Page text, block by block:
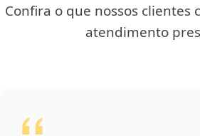
Confira o que nossos clientes
atendimento